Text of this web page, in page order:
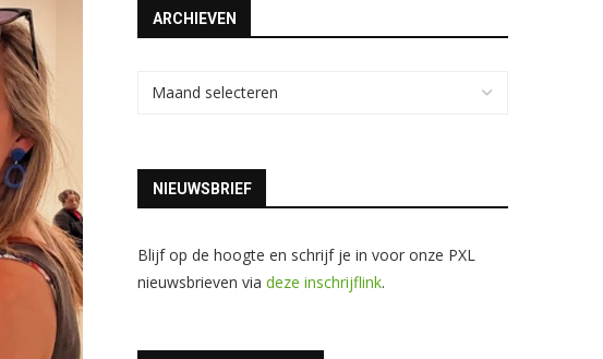
ARCHIEVEN
NIEUWSBRIEF
Blijf op de hoogte en schrijf je in voor onze PXL
nieuwsbrieven via deze inschrijflink.